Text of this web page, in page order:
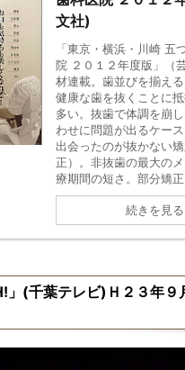
文社)
「東京・横浜・川崎
院 ２０１２年度版」（
材連載。歯並びを揃え
健康な歯を抜くことに
多い。抜歯で体調を崩
わせに問題が出るケー
出会ったのが抜かない
正）。非抜歯の最大の
療期間の短さ。部分矯正
続きを見る
」(千葉テレビ)Ｈ２３年９